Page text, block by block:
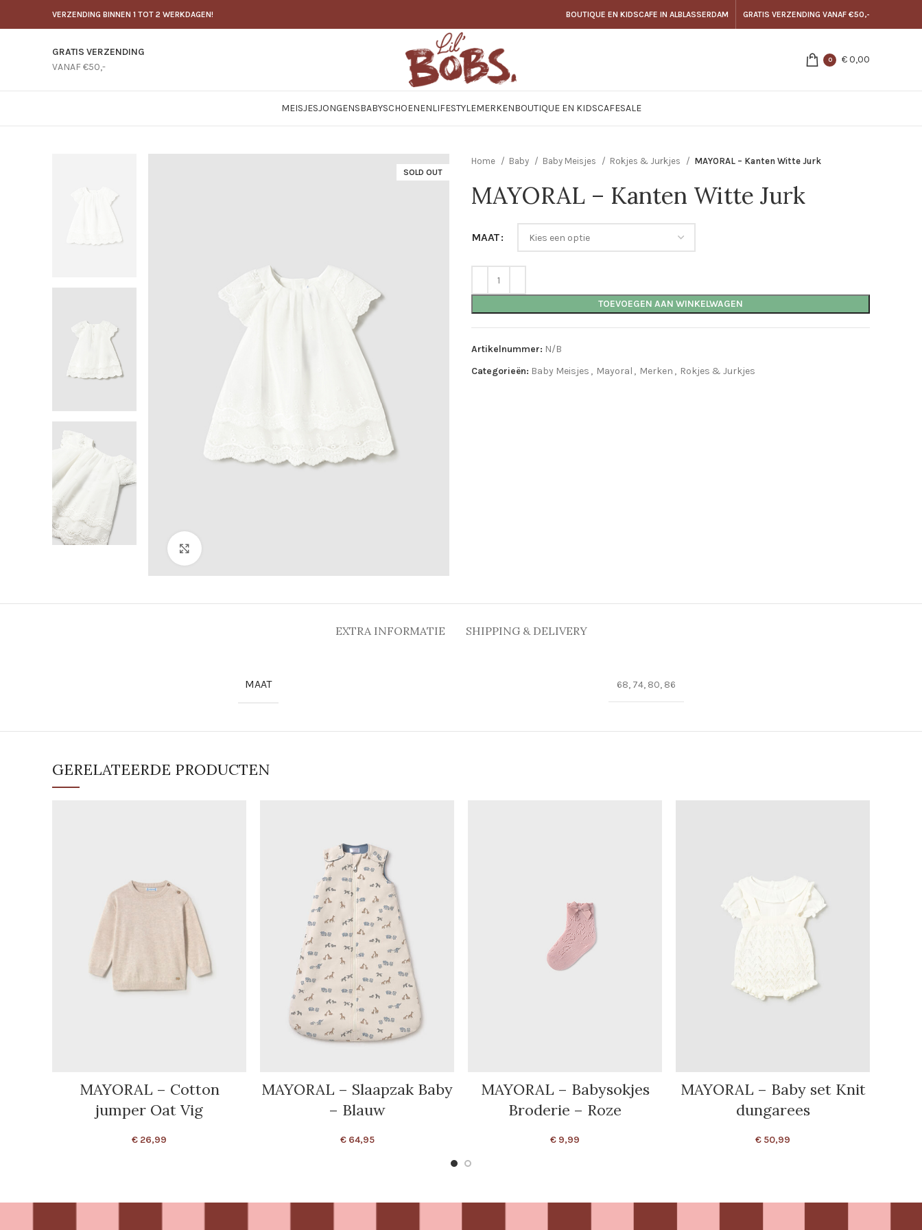
VERZENDING BINNEN 1 TOT 2 WERKDAGEN! BOUTIQUE EN KIDSCAFE IN ALBLASSERDAM GRATIS VERZENDING VANAF €50,-
GRATIS VERZENDING
VANAF €50,-
0 €0,00
MEISJESJONGENSBABYSCHOENENLIFESTYLEMERKENBOUTIQUE EN KIDSCAFESALE
SOLD OUT
Home Baby Baby Meisjes Rokjes & Jurkjes MAYORAL – Kanten Witte Jurk
MAYORAL – Kanten Witte Jurk
MAAT
TOEVOEGEN AAN WINKELWAGEN
Artikelnummer: N/B
Categorieën: Baby Meisjes , Mayoral , Merken , Rokjes & Jurkjes
EXTRA INFORMATIE SHIPPING & DELIVERY
MAAT 68, 74, 80, 86
GERELATEERDE PRODUCTEN
MAYORAL – Cotton
jumper Oat Vig
€ 26,99
MAYORAL – Slaapzak Baby
– Blauw
€64,95
MAYORAL – Babysokjes
Broderie – Roze
€ 9,99
MAYORAL – Baby set Knit
dungarees
€ 50,99